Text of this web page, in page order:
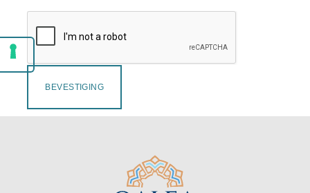
BEVESTIGING